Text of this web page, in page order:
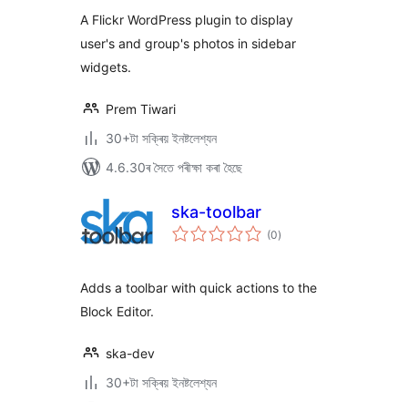
A Flickr WordPress plugin to display
user's and group's photos in sidebar
widgets.
Prem Tiwari
30+টা সক্ৰিয় ইনষ্টলেশ্যন
4.6.30ৰ সৈতে পৰীক্ষা কৰা হৈছে
ska-toolbar
(0টা
মুঠ)
Adds a toolbar with quick actions to the
Block Editor.
ska-dev
30+টা সক্ৰিয় ইনষ্টলেশ্যন